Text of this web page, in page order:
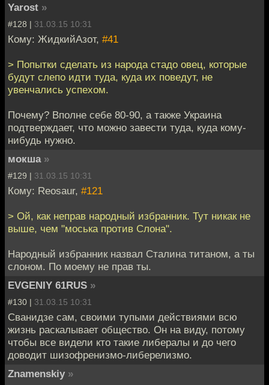
Yarost »
#128 | 31.03.15 10:31
Кому: ЖидкийАзот, #41
> Попытки сделать из народа стадо овец, которые
будут слепо идти туда, куда их поведут, не
увенчались успехом.
Почему? Вполне себе 80-90, а также Украина
подтверждает, что можно завести туда, куда кому-
нибудь нужно.
мокша »
#129 | 31.03.15 10:31
Кому: Reosaur, #121
> Ой, как неправ народный избранник. Тут никак не
выше, чем "моська против Слона".
Народный избранник назвал Сталина титаном, а ты
слоном. По моему не прав ты.
EVGENIY 61RUS »
#130 | 31.03.15 10:31
Сванидзе сам, своими тупыми действиями всю
жизнь раскалывает общество. Он на виду, потому
чтобы все видели кто такие либералы и до чего
доводит шизофренизмо-либерелизмо.
Znamenskiy »